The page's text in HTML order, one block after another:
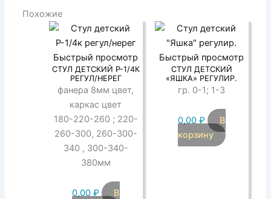
Похожие
Быстрый просмотр
СТУЛ ДЕТСКИЙ Р-1/4К
РЕГУЛ/НЕРЕГ
фанера 8мм цвет,
каркас цвет
180-220-260 ; 220-
260-300, 260-300-
340 , 300-340-
380мм
0,00 ₽
В
Быстрый просмотр
СТУЛ ДЕТСКИЙ
«ЯШКА» РЕГУЛИР.
гр. 0-1; 1-3
0,00 ₽
В
корзину